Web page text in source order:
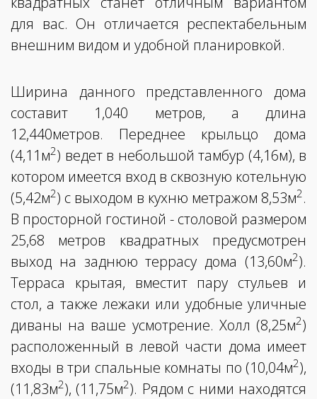
для вас. Он отличается респектабельным
внешним видом и удобной планировкой.
Ширина данного представленного дома
составит 1,040 метров, а длина
12,440метров. Переднее крыльцо дома
(4,11м2) ведет в небольшой тамбур (4,16м), в
котором имеется вход в сквозную котельную
(5,42м2) с выходом в кухню метражом 8,53м2.
В просторной гостиной - столовой размером
25,68 метров квадратных предусмотрен
выход на заднюю террасу дома (13,60м2).
Терраса крытая, вместит пару стульев и
стол, а также лежаки или удобные уличные
диваны на ваше усмотрение. Холл (8,25м2)
расположенный в левой части дома имеет
входы в три спальные комнаты по (10,04м2),
(11,83м2), (11,75м2). Рядом с ними находятся